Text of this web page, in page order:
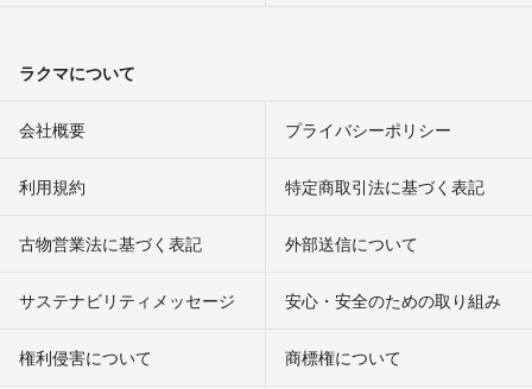
ラクマについて
会社概要 プライバシーポリシー
利用規約 特定商取引法に基づく表記
古物営業法に基づく表記 外部送信について
サステナビリティメッセージ 安心・安全のための取り組み
権利侵害について
商標権について